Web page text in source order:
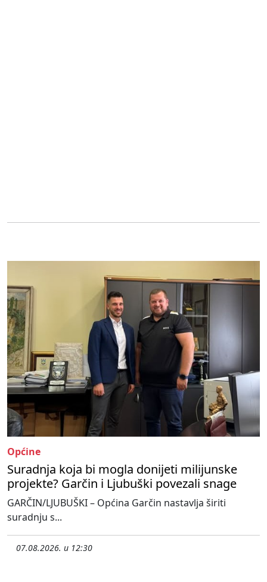
Općine
Suradnja koja bi mogla donijeti milijunske
projekte? Garčin i Ljubuški povezali snage
GARČIN/LJUBUŠKI – Općina Garčin nastavlja širiti
suradnju s...
07.08.2026. u 12:30